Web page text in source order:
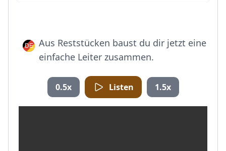
Aus Reststücken baust du dir jetzt eine
einfache Leiter zusammen.
0.5x Listen 1.5x